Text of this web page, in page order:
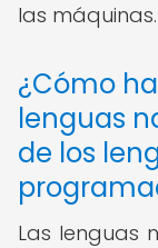
las máquinas.
¿Cómo
lenguas
de los
Las lenguas